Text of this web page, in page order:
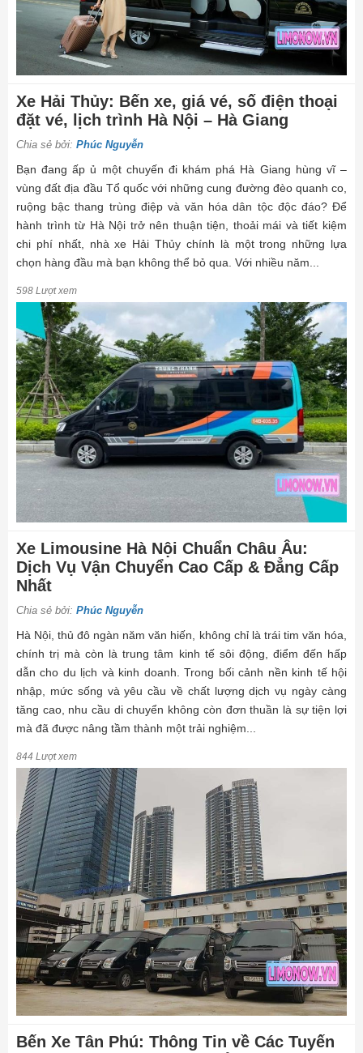
Xe Hải Thủy: Bến xe, giá vé, số điện thoại
đặt vé, lịch trình Hà Nội – Hà Giang
Chia sẻ bởi: Phúc Nguyễn
Bạn đang ấp ủ một chuyến đi khám phá Hà Giang hùng vĩ –
vùng đất địa đầu Tổ quốc với những cung đường đèo quanh co,
ruộng bậc thang trùng điệp và văn hóa dân tộc độc đáo? Để
hành trình từ Hà Nội trở nên thuận tiện, thoải mái và tiết kiệm
chi phí nhất, nhà xe Hải Thủy chính là một trong những lựa
chọn hàng đầu mà bạn không thể bỏ qua. Với nhiều năm...
598 Lượt xem
Xe Limousine Hà Nội Chuẩn Châu Âu:
Dịch Vụ Vận Chuyển Cao Cấp & Đẳng Cấp
Nhất
Chia sẻ bởi: Phúc Nguyễn
Hà Nội, thủ đô ngàn năm văn hiến, không chỉ là trái tim văn hóa,
chính trị mà còn là trung tâm kinh tế sôi động, điểm đến hấp
dẫn cho du lịch và kinh doanh. Trong bối cảnh nền kinh tế hội
nhập, mức sống và yêu cầu về chất lượng dịch vụ ngày càng
tăng cao, nhu cầu di chuyển không còn đơn thuần là sự tiện lợi
mà đã được nâng tầm thành một trải nghiệm...
844 Lượt xem
Bến Xe Tân Phú: Thông Tin về Các Tuyến